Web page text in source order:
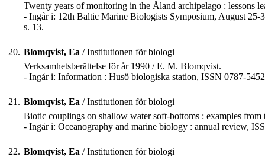
Twenty years of monitoring in the Åland archipelago : lessons
- Ingår i: 12th Baltic Marine Biologists Symposium, August
s. 13.
20. Blomqvist, Ea / Institutionen för biologi
Verksamhetsberättelse för år 1990 / E. M. Blomqvist.
- Ingår i: Information : Husö biologiska station, ISSN 0787-
21. Blomqvist, Ea / Institutionen för biologi
Biotic couplings on shallow water soft-bottoms : examples
- Ingår i: Oceanography and marine biology : annual review,
22. Blomqvist, Ea / Institutionen för biologi